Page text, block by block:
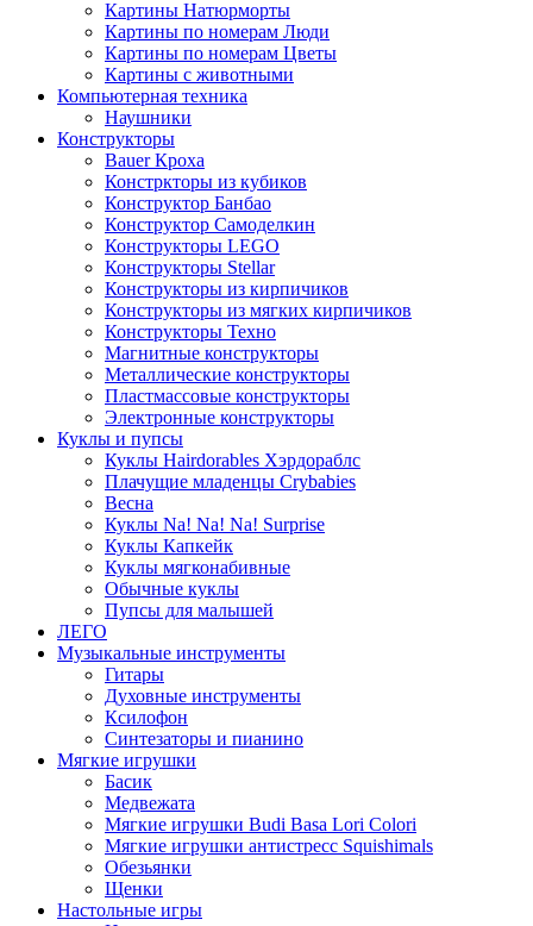
Картины Натюрморты
Картины по номерам Люди
Картины по номерам Цветы
Картины с животными
Компьютерная техника
Наушники
Конструкторы
Bauer Кроха
Констркторы из кубиков
Конструктор Банбао
Конструктор Самоделкин
Конструкторы LEGO
Конструкторы Stellar
Конструкторы из кирпичиков
Конструкторы из мягких кирпичиков
Конструкторы Техно
Магнитные конструкторы
Металлические конструкторы
Пластмассовые конструкторы
Электронные конструкторы
Куклы и пупсы
Куклы Hairdorables Хэрдораблс
Плачущие младенцы Crybabies
Весна
Куклы Na! Na! Na! Surprise
Куклы Капкейк
Куклы мягконабивные
Обычные куклы
Пупсы для малышей
ЛЕГО
Музыкальные инструменты
Гитары
Духовные инструменты
Ксилофон
Синтезаторы и пианино
Мягкие игрушки
Басик
Медвежата
Мягкие игрушки Budi Basa Lori Colori
Мягкие игрушки антистресс Squishimals
Обезьянки
Щенки
Настольные игры